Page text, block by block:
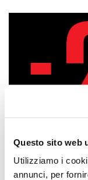
Questo sito web
Utilizziamo i
annunci, per